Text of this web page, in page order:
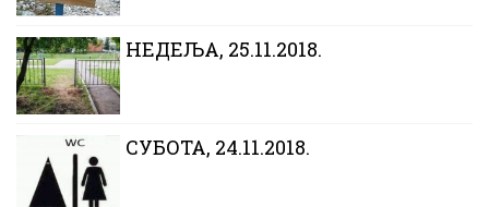
НЕДЕЉА, 25.11.2018.
СУБОТА, 24.11.2018.